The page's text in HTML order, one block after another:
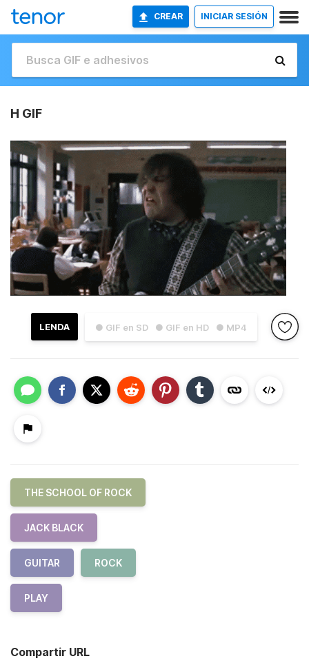
CREAR INICIAR SESIÓN
H GIF
● GIF en SD ● GIF en HD ● MP4
LENDA
THE SCHOOL OF ROCK
JACK BLACK
GUITAR ROCK
PLAY
Compartir URL